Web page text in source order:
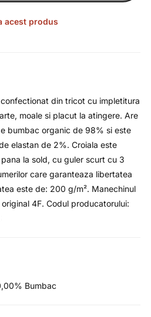
acest produs
din tricot cu impletitura
moale si placut la atingere. Are
bumbac organic de 98% si este
elastan de 2%. Croiala este
la sold, cu guler scurt cu 3
care garanteaza libertatea
este de: 200 g/m². Manechinul
4F. Codul producatorului:
Bumbac